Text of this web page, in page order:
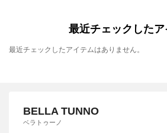
最近チェックした
最近チェックしたアイテムはありません。
BELLA TUNNO
ベラトゥーノ